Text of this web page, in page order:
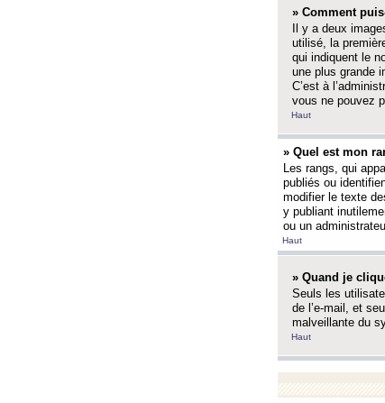
» Comment
Il y a deux
utilisé, la
qui indiquent le
une plus grande
C’est à
vous ne pouvez
Haut
» Quel est mon
Les rangs, qui
publiés ou
modifier le texte
y publiant
ou un
Haut
» Quand je
Seuls les
de l’e-mail, et
malveillante du
Haut